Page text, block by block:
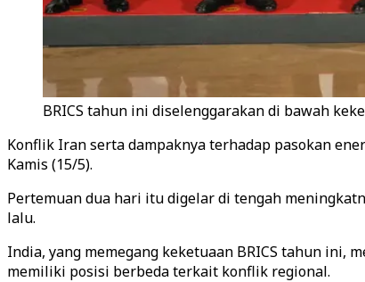
BRICS tahun ini diselenggarakan di bawah
Konflik Iran serta dampaknya terhadap pasokan
Kamis (15/5).
Pertemuan dua hari itu digelar di tengah
lalu.
India, yang memegang keketuaan BRICS tahun ini,
memiliki posisi berbeda terkait konflik regional.